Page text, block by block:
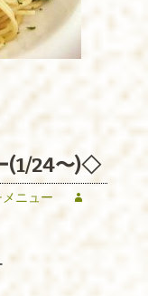
(1/24〜)◇
ニュー